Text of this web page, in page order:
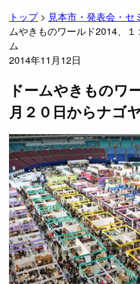
トップ> 見本市・発表会・セ
ムやきものワールド2014、
ム
2014年11月12日
ドームやきものワ
月２０日からナゴ